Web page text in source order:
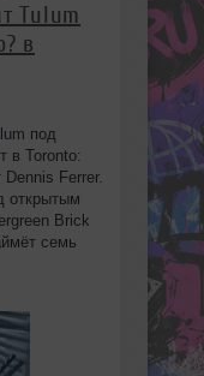
Tulum
в
под
в Toronto:
Dennis Ferrer.
открытым
Brick
семь